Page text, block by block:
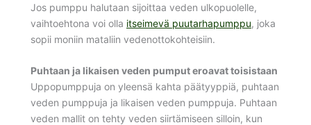
Jos pumppu halutaan sijoittaa veden ulkopuolelle,
vaihtoehtona voi olla itseimevä puutarhapumppu, joka
sopii moniin mataliin vedenottokohteisiin.
Puhtaan ja likaisen veden pumput eroavat toisistaan
Uppopumppuja on yleensä kahta päätyyppiä, puhtaan
veden pumppuja ja likaisen veden pumppuja. Puhtaan
veden mallit on tehty veden siirtämiseen silloin, kun